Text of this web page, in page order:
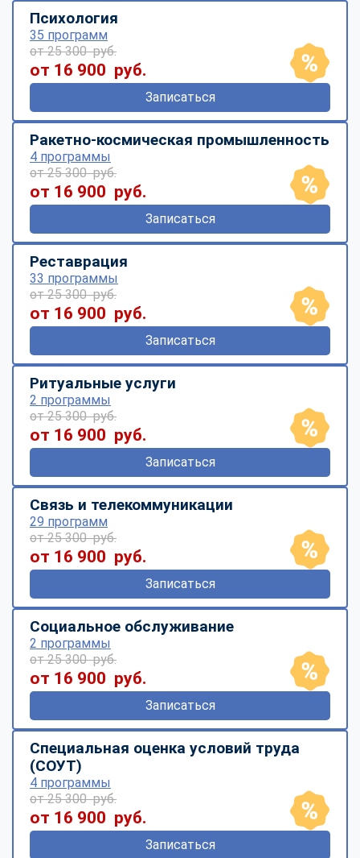
Психология
35 программ
от 25 300 руб.
от 16 900 руб.
Записаться
Ракетно-космическая промышленность
4 программы
от 25 300 руб.
от 16 900 руб.
Записаться
Реставрация
33 программы
от 25 300 руб.
от 16 900 руб.
Записаться
Ритуальные услуги
2 программы
от 25 300 руб.
от 16 900 руб.
Записаться
Связь и телекоммуникации
29 программ
от 25 300 руб.
от 16 900 руб.
Записаться
Социальное обслуживание
2 программы
от 25 300 руб.
от 16 900 руб.
Записаться
Специальная оценка условий труда
(СОУТ)
4 программы
от 25 300 руб.
от 16 900 руб.
Записаться